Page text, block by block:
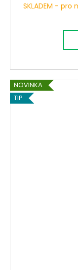
SKLADEM -
NOVINKA
TIP